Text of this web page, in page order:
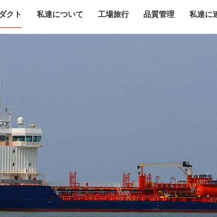
クト 私達について 工場旅行 品質管理 私達に